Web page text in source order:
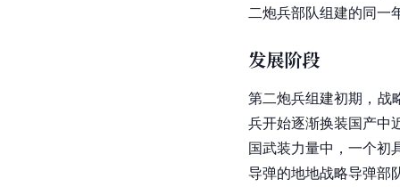
二炮兵部队组建的同一
发展阶段
第二炮兵组建初期，战
兵开始逐渐换装国产中
国武装力量中，一个初
导弹的地地战略导弹部